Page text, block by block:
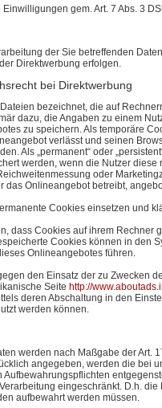
gem. Art. 7 Abs. 3
der Sie betreffenden
Direktwerbung erfolgen.
bei Direktwerbung
bezeichnet, die auf
dazu, die Angaben zu einem
zu speichern. Als temporäre
verlässt und seinen
Als „permanent“ oder
werden, wenn die Nutzer
oder
das Onlineangebot betreibt,
Cookies einsetzen und
dass Cookies auf ihrem
Cookies können in den
Onlineangebotes führen.
den Einsatz der zu Zwecken
Seite http://
deren Abschaltung in den
werden können.
werden nach Maßgabe der Art.
angegeben, werden die bei
Aufbewahrungspflichten
eingeschränkt. D.h.
aufbewahrt werden müssen.